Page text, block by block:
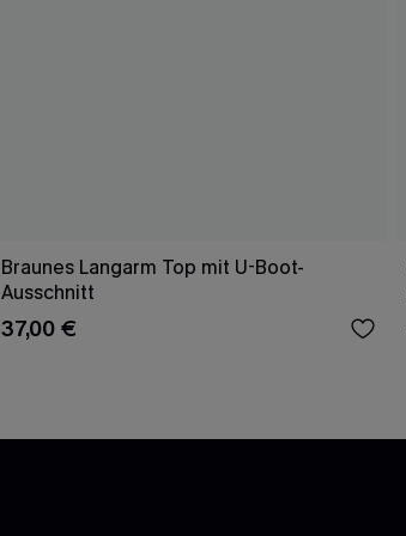
Braunes Langarm Top mit U-Boot-
Ausschnitt
37,00 €